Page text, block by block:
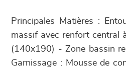
Principales Matières :
massif avec renfort central
(140x190) - Zone bassin
Garnissage : Mousse de